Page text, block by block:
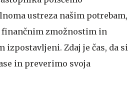
ustreza našim potrebam,
zmožnostim in
izpostavljeni. Zdaj je čas, da si
in preverimo svoja